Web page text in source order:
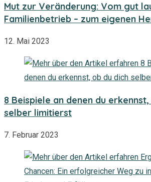
Mut zur Veränderung: Vom gut
Familienbetrieb – zum eigenen
12. Mai 2023
8 Beispiele an denen du
selber limitierst
7. Februar 2023